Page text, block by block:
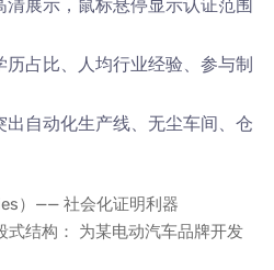
展示，鼠标悬停显示认证范围
占比、人均行业经验、参与制
自动化生产线、无尘车间、仓
）—— 社会化证明利器
式结构： 为某电动汽车品牌开发